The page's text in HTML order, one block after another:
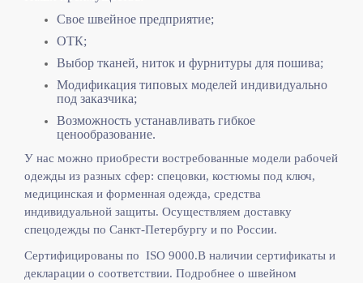
Свое швейное предприятие;
ОТК;
Выбор тканей, ниток и фурнитуры для пошива;
Модификация типовых моделей индивидуально
под заказчика;
Возможность устанавливать гибкое
ценообразование.
У нас можно приобрести востребованные модели рабочей
одежды из разных сфер: спецовки, костюмы под ключ,
медицинская и форменная одежда, средства
индивидуальной защиты. Осуществляем доставку
спецодежды по Санкт-Петербургу и по России.
Сертифицированы по ISO 9000.В наличии сертификаты и
декларации о соответствии. Подробнее о швейном